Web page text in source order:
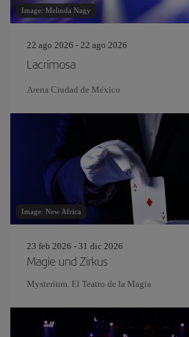
Image: Melinda Nagy
22 ago 2026 - 22 ago 2026
Lacrimosa
Arena Ciudad de México
Image: New Africa
23 feb 2026 - 31 dic 2026
Magie und Zirkus
Mysterium. El Teatro de la Magia